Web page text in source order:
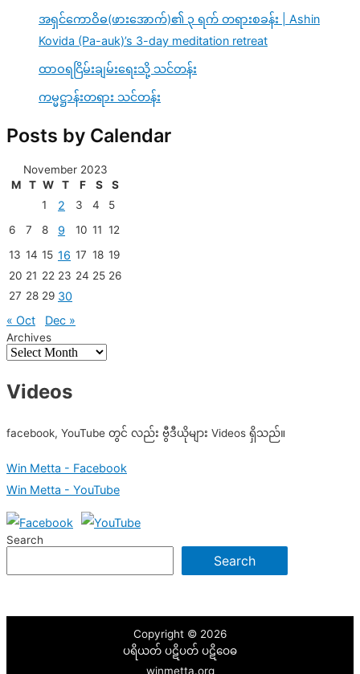
အရှင်ကောဝိဓ(ဖားအောက်)၏ ၃ ရက် တရားစခန်း | Ashin
Kovida (Pa-auk)’s 3-day meditation retreat
ထာဝရငြိမ်းချမ်းရေးသို့ သင်တန်း
ကမ္မဋ္ဌာန်းတရား သင်တန်း
Posts by Calendar
November 2023
M
T W T F S
S
1
2 3 4
5
6
7 8 9 10 11 12
13 14 15 16 17 18 19
20 21 22 23 24 25 26
27 28 29 30
« Oct
Dec »
Archives
Videos
facebook, YouTube တွင် လည်း ဗွီဒီယိုများ Videos ရှိသည်။
Win Metta - Facebook
Win Metta - YouTube
Search
Search
Copyright © 2026
ပရိယတ် ပဋိပတ် ပဋိဝေဓ
winmetta.org